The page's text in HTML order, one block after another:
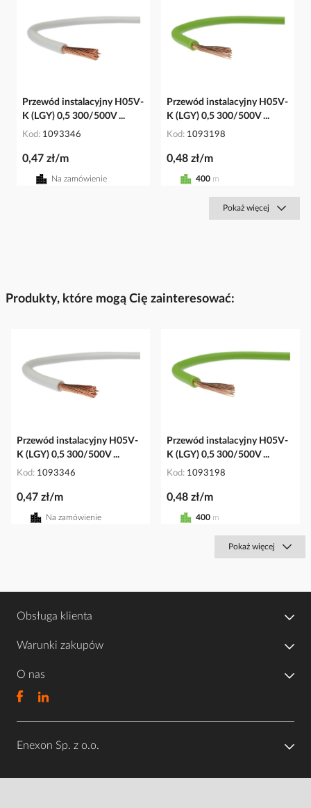
Przewód instalacyjny H05V-
K (LGY) 0,5 300/500V ...
Kod 1093346
0,47 zł/m
Na zamówienie
Przewód instalacyjny H05V-
K (LGY) 0,5 300/500V ...
Kod 1093198
0,48 zł/m
400 m
Pokaż więcej
Produkty, które mogą Cię zainteresować:
Przewód instalacyjny H05V-
K (LGY) 0,5 300/500V ...
Kod 1093346
0,47 zł/m
Na zamówienie
Przewód instalacyjny H05V-
K (LGY) 0,5 300/500V ...
Kod 1093198
0,48 zł/m
400 m
Pokaż więcej
Obsługa klienta
Warunki zakupów
O nas
Enexon Sp. z o.o.